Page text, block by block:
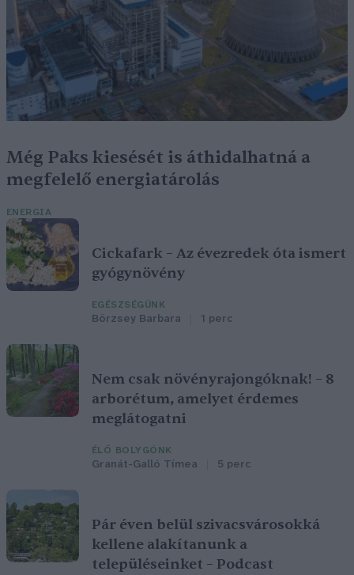
Még Paks kiesését is áthidalhatná a
megfelelő energiatárolás
ENERGIA
Cickafark – Az évezredek óta ismert
gyógynövény
EGÉSZSÉGÜNK
Börzsey Barbara 1 perc
Nem csak növényrajongóknak! – 8
arborétum, amelyet érdemes
meglátogatni
ÉLŐ BOLYGÓNK
Granát-Galló Tímea 5 perc
Pár éven belül szivacsvárosokká
kellene alakítanunk a
településeinket – Podcast